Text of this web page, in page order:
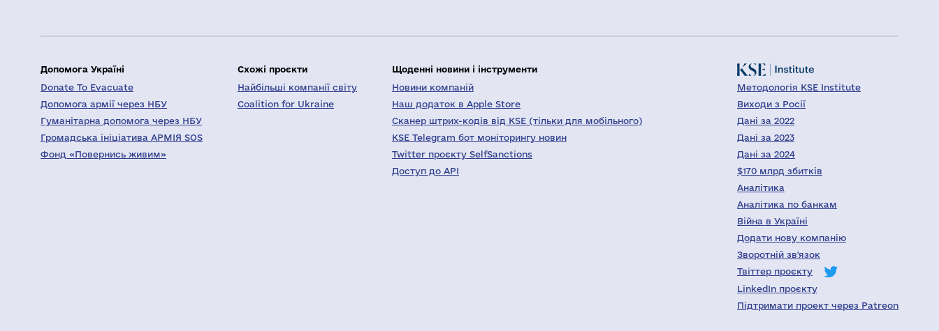
Допомога Україні
Donate To Evacuate
Допомога армії через НБУ
Гуманітарна допомога через НБУ
Громадська ініціатива АРМІЯ SOS
Фонд «Повернись живим»
Схожі проєкти
Найбільші компанії світу
Coalition for Ukraine
Щоденні новини і інструменти
Новини компаній
Наш додаток в Apple Store
Сканер штрих-кодів від KSE (тільки для мобільного)
KSE Telegram бот моніторингу новин
Twitter проєкту SelfSanctions
Доступ до API
Методологія KSE Institute
Виходи з Росії
Дані за 2022
Дані за 2023
Дані за 2024
$170 млрд збитків
Аналітика
Аналітика по банкам
Війна в Україні
Додати нову компанію
Зворотній зв'язок
Твіттер проєкту
LinkedIn проєкту
Підтримати проект через Patreon